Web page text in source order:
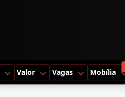
Valor Vagas Mobília